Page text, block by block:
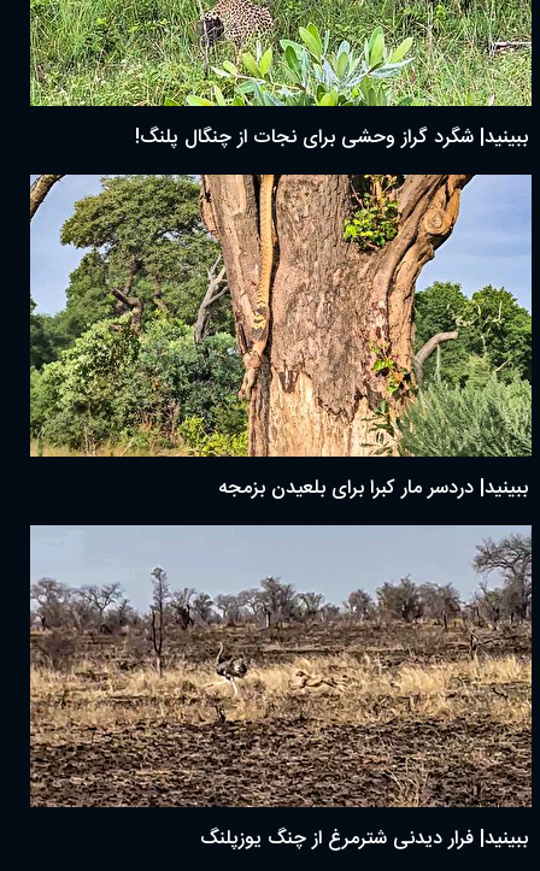
ببینید| شگرد گراز وحشی برای نجات از چنگال پلنگ!
ببینید| دردسر مار کبرا برای بلعیدن بزمجه
ببینید| فرار دیدنی شترمرغ از چنگ یوزپلنگ